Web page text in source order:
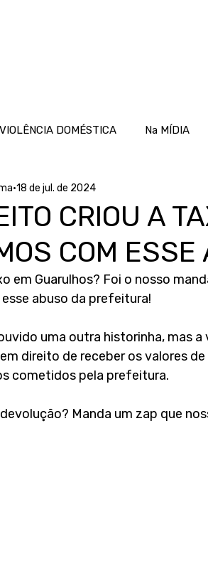
DOMÉSTICA Na MÍDIA
CRIOU A
COM ESSE
18 de jul. de 2024
em Guarulhos? Foi o nosso
abuso da prefeitura!
uma outra historinha, mas a
direito de receber os valores
cometidos pela prefeitura.
Manda um zap que